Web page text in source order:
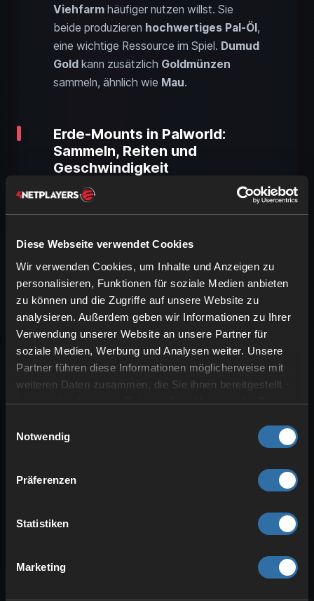
Diese Webseite verwendet Cookies
Wir verwenden Cookies, um Inhalte und Anzeigen zu
personalisieren, Funktionen für soziale Medien anbieten
zu können und die Zugriffe auf unsere Website zu
analysieren. Außerdem geben wir Informationen zu Ihrer
Verwendung unserer Website an unsere Partner für
soziale Medien, Werbung und Analysen weiter. Unsere
Partner führen diese Informationen möglicherweise mit
weiteren Daten zusammen, die Sie ihnen bereitgestellt
haben oder die sie im Rahmen Ihrer Nutzung der Dienste
Notwendig
Präferenzen
Statistiken
Marketing
Viehfarm häufiger nutzen willst. Sie
beide produzieren hochwertiges Pal-Öl,
eine wichtige Ressource im Spiel. Dumud
Gold kann zusätzlich Goldmünzen
sammeln, ähnlich wie Mau.
Erde-Mounts in Palworld:
Sammeln, Reiten und
Geschwindigkeit
So gut wie alle Mounts vom Typ Erde
bleiben ihrem Element treu und
fokussieren sich auf den Boden. Leider
können sie hiernicht unbedingt mit
stechen trotzdem mit ihren